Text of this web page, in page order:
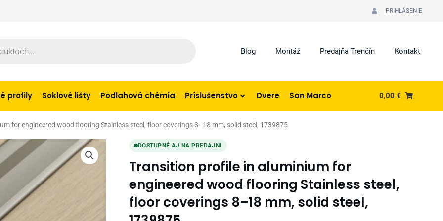
PRIHLÁSENIE
Blog Montáž Predajňa Trenčín Kontakt
profily Soklové lišty Podlahová chémia Príslušenstvo Dvere San Marco 0,00€
for engineered wood flooring Stainless steel, floor coverings 8–18 mm, solid steel, 1739875
DOSTUPNÉ AJ NA PREDAJNI
Transition profile in aluminium for
engineered wood flooring Stainless steel,
floor coverings 8–18 mm, solid steel,